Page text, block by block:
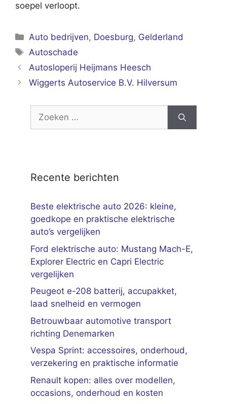
soepel verloopt.
Categorieën
Auto bedrijven, Doesburg, Gelderland
Tags
Autoschade
Autosloperij Heijmans Heesch
Wiggerts Autoservice B.V. Hilversum
Zoek
Recente berichten
Beste elektrische auto 2026: kleine,
goedkope en praktische elektrische
auto’s vergelijken
Ford elektrische auto: Mustang Mach-E,
Explorer Electric en Capri Electric
vergelijken
Peugeot e-208 batterij, accupakket,
laad snelheid en vermogen
Betrouwbaar automotive transport
richting Denemarken
Vespa Sprint: accessoires, onderhoud,
verzekering en praktische informatie
Renault kopen: alles over modellen,
occasions, onderhoud en kosten